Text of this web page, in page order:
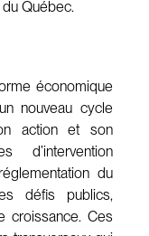
Québec.
économique
nouveau cycle
action et son
d’intervention
du
défis publics,
croissance. Ces